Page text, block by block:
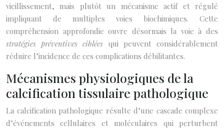
vieillissement, mais plutôt un mécanisme actif et régulé
impliquant de multiples voies biochimiques. Cette
compréhension approfondie ouvre désormais la voie à des
stratégies préventives ciblées qui peuvent considérablement
réduire l’incidence de ces complications débilitantes.
Mécanismes physiologiques de la
calcification tissulaire pathologique
La calcification pathologique résulte d’une cascade complexe
d’événements cellulaires et moléculaires qui perturbent